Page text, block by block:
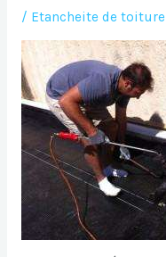
/ Etancheite de toiture